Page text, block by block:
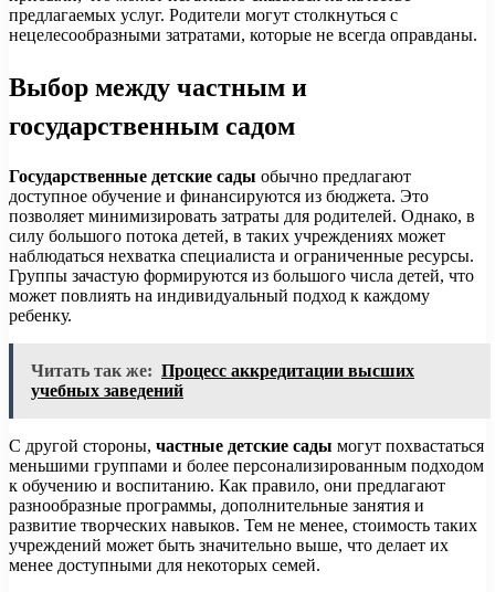
предлагаемых услуг. Родители могут столкнуться с
нецелесообразными затратами, которые не всегда оправданы.
Выбор между частным и
государственным садом
Государственные детские сады обычно предлагают
доступное обучение и финансируются из бюджета. Это
позволяет минимизировать затраты для родителей. Однако, в
силу большого потока детей, в таких учреждениях может
наблюдаться нехватка специалиста и ограниченные ресурсы.
Группы зачастую формируются из большого числа детей, что
может повлиять на индивидуальный подход к каждому
ребенку.
Читать так же: Процесс аккредитации высших
учебных заведений
С другой стороны, частные детские сады могут похвастаться
меньшими группами и более персонализированным подходом
к обучению и воспитанию. Как правило, они предлагают
разнообразные программы, дополнительные занятия и
развитие творческих навыков. Тем не менее, стоимость таких
учреждений может быть значительно выше, что делает их
менее доступными для некоторых семей.